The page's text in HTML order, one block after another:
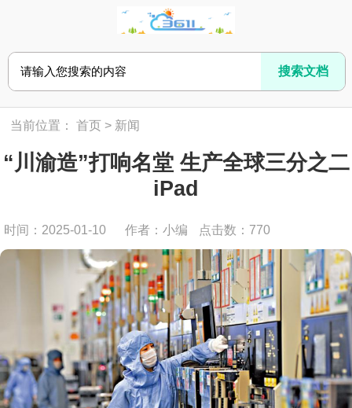
当前位置：首页 > 新闻
“川渝造”打响名堂 生产全球三分之二
iPad
时间：2025-01-10 作者：小编 点击数： 770